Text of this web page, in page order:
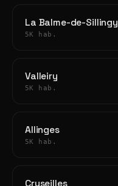
La Balme-de-Sillingy
5K hab.
Valleiry
5K hab.
Allinges
5K hab.
Cruseilles